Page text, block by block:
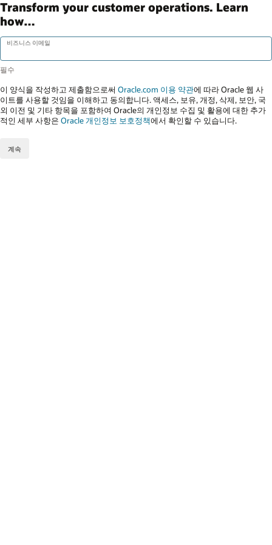
Transform your customer operations. Learn
how…
비즈니스 이메일
이 양식을 작성하고 제출함으로써 Oracle.com 이용 약관에 따라 Oracle 웹 사
이트를 사용할 것임을 이해하고 동의합니다. 액세스, 보유, 개정, 삭제, 보안, 국
외 이전 및 기타 항목을 포함하여 Oracle의 개인정보 수집 및 활용에 대한 추가
적인 세부 사항은 Oracle 개인정보 보호정책에서 확인할 수 있습니다.
계속